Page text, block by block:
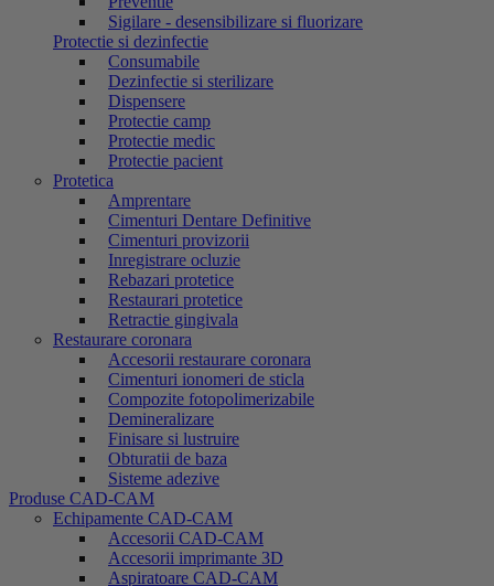
Sigilare - desensibilizare si fluorizare
Protectie si dezinfectie
Consumabile
Dezinfectie si sterilizare
Dispensere
Protectie camp
Protectie medic
Protectie pacient
Protetica
Amprentare
Cimenturi Dentare Definitive
Cimenturi provizorii
Inregistrare ocluzie
Rebazari protetice
Restaurari protetice
Retractie gingivala
Restaurare coronara
Accesorii restaurare coronara
Cimenturi ionomeri de sticla
Compozite fotopolimerizabile
Demineralizare
Finisare si lustruire
Obturatii de baza
Sisteme adezive
Produse CAD-CAM
Echipamente CAD-CAM
Accesorii CAD-CAM
Accesorii imprimante 3D
Aspiratoare CAD-CAM